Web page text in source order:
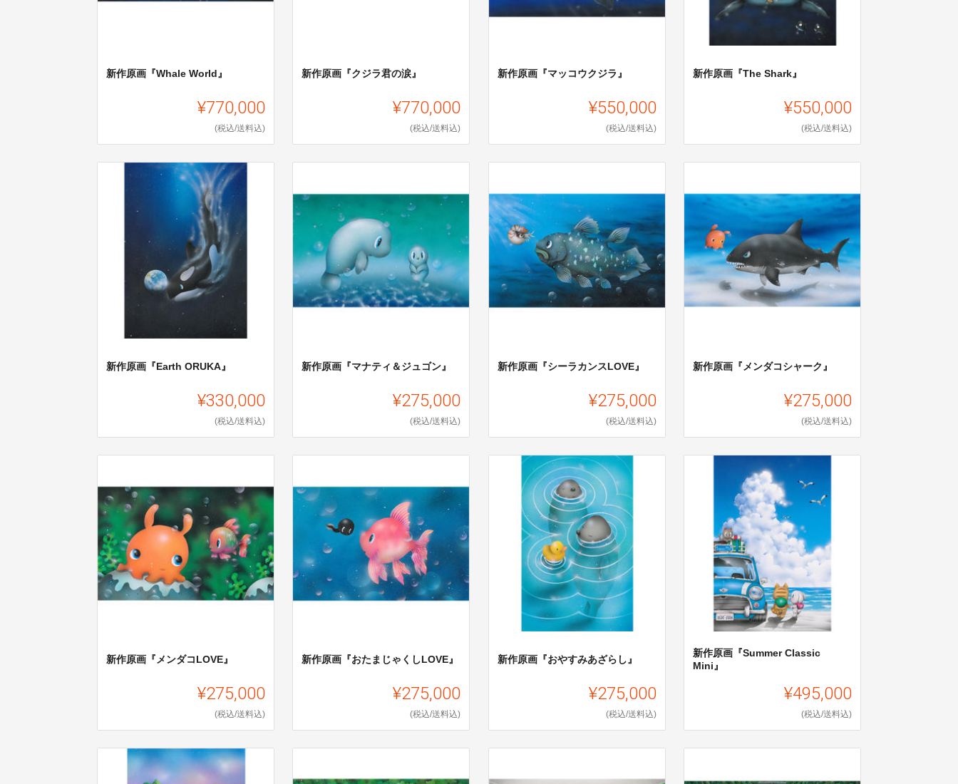
新作原画『Whale World』
¥770,000
(税込/送料込)
新作原画『クジラ君の涙』
¥770,000
(税込/送料込)
新作原画『マッコウクジラ』
¥550,000
(税込/送料込)
新作原画『The Shark』
¥550,000
(税込/送料込)
新作原画『Earth ORUKA』
¥330,000
(税込/送料込)
新作原画『マナティ＆ジュゴン』
¥275,000
(税込/送料込)
新作原画『シーラカンスLOVE』
¥275,000
(税込/送料込)
新作原画『メンダコシャーク』
¥275,000
(税込/送料込)
新作原画『メンダコLOVE』
¥275,000
(税込/送料込)
新作原画『おたまじゃくしLOVE』
¥275,000
(税込/送料込)
新作原画『おやすみあざらし』
¥275,000
(税込/送料込)
新作原画『Summer Classic
Mini』
¥495,000
(税込/送料込)